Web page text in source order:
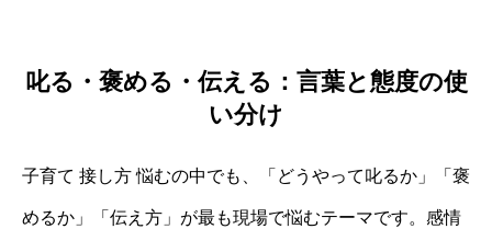
叱る・褒める・伝える：言葉と態度の使
い分け
子育て 接し方 悩むの中でも、「どうやって叱るか」「褒
めるか」「伝え方」が最も現場で悩むテーマです。感情